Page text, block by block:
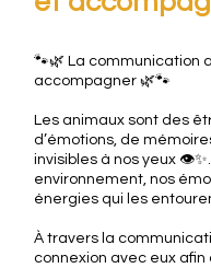
🐾🌿 La communication
accompagner 🌿🐾
Les animaux sont des
d’émotions, de
invisibles à nos yeux
environnement, nos
énergies qui les
À travers la
connexion avec eux afin